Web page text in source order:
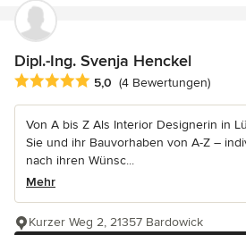
Dipl.-Ing. Svenja Henckel
Durchschnittliche Bewertung: 5 von 5
5,0 (4 Bewertungen)
Von A bis Z Als Interior Designerin in
Sie und ihr Bauvorhaben von A-Z –
nach ihren Wünsc...
Mehr
Kurzer Weg 2, 21357 Bardowick